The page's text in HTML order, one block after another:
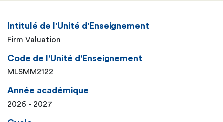
Intitulé de l'Unité d'Enseignement
Firm Valuation
Code de l'Unité d'Enseignement
MLSMM2122
Année académique
2026 - 2027